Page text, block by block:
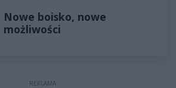
Nowe boisko, nowe
możliwości
REKLAMA